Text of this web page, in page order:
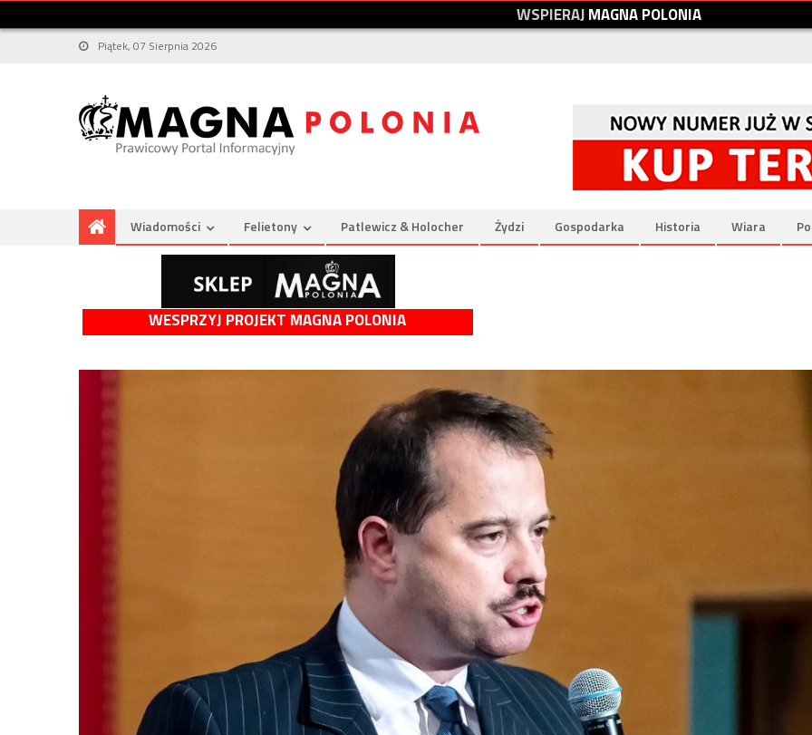
WSPIERAJMAGNAPOLONIA
Piątek, 07 Sierpnia 2026
Wiadomości Felietony Patlewicz & Holocher Żydzi Gospodarka Historia Wiara
WESPRZYJ PROJEKT MAGNA POLONIA